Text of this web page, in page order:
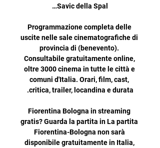
Programmazione completa delle
uscite nelle sale cinematografiche di
provincia di (benevento).
Consultabile gratuitamente online,
oltre 3000 cinema in tutte le città e
comuni d'Italia. Orari, film, cast,
Fiorentina Bologna in streaming
gratis? Guarda la partita in La partita
Fiorentina-Bologna non sarà
disponibile gratuitamente in Italia,